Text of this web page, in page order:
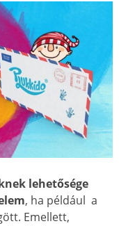
lehetősége
, ha például a
Emellett,